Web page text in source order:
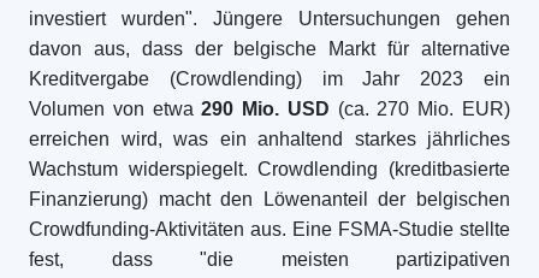
investiert wurden". Jüngere Untersuchungen gehen
davon aus, dass der belgische Markt für alternative
Kreditvergabe (Crowdlending) im Jahr 2023 ein
Volumen von etwa290 Mio. USD (ca. 270 Mio. EUR)
erreichen wird, was ein anhaltend starkes jährliches
Wachstum widerspiegelt. Crowdlending (kreditbasierte
Finanzierung) macht den Löwenanteil der belgischen
Crowdfunding-Aktivitäten aus. Eine FSMA-Studie stellte
fest, dass "die meisten partizipativen